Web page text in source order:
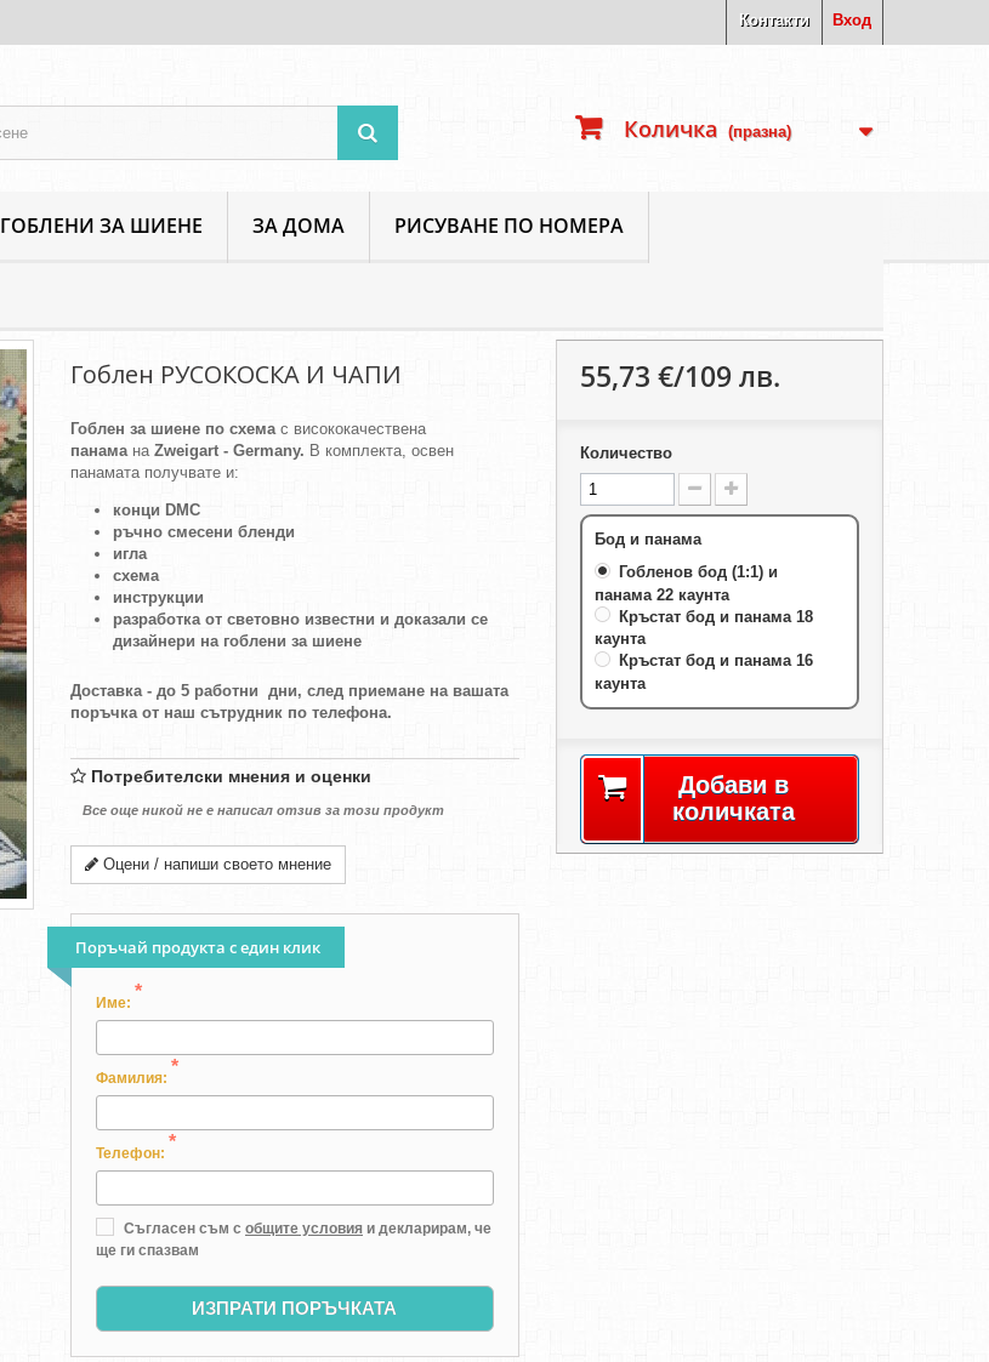
Вход
Контакти
ГОБЛЕНИ ЗА ШИЕНЕ ЗА ДОМА РИСУВАНЕ ПО НОМЕРА
Количка (празна)
Гоблен РУСОКОСКА И ЧАПИ
Гоблен за шиене по схемас висококачествена
панамана Zweigart - Germany. В комплекта, освен
панамата получвате и:
конци DMC
ръчно смесени бленди
игла
схема
инструкции
разработка от световно известни и доказали се
дизайнери на гоблени за шиене
Доставка - до 5 работни дни, след приемане на вашата
поръчка от наш сътрудник по телефона.
Потребителски мнения и оценки
Все още никой не е написал отзив за този продукт
Оцени / напиши своето мнение
Поръчай продукта с един клик
Име:
*
Фамилия:
*
Телефон:
*
Съгласен съм с общите условия и декларирам, че
ще ги спазвам
ИЗПРАТИ ПОРЪЧКАТА
55,73 €/109 лв.
Количество
Бод и панама
Гобленов бод (1:1) и
панама 22 каунта
Кръстат бод и панама 18
каунта
Кръстат бод и панама 16
каунта
Добави в
количката